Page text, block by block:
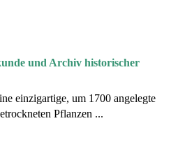
und Archiv historischer
einzigartige, um 1700 angelegte
Pflanzen ...